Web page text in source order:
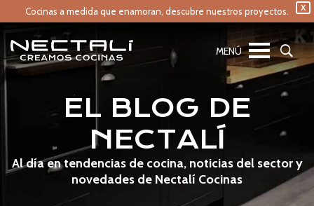
X
Cocinas a medida que enamoran, descubre nuestros proyectos.
EL BLOG DE
NECTALÍ
Al día en tendencias de cocina, noticias del sector y
novedades de Nectalí Cocinas